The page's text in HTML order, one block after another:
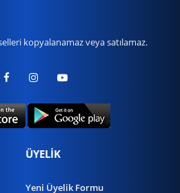
kopyalanamaz veya satılamaz.
ÜYELİK
Yeni Üyelik Formu